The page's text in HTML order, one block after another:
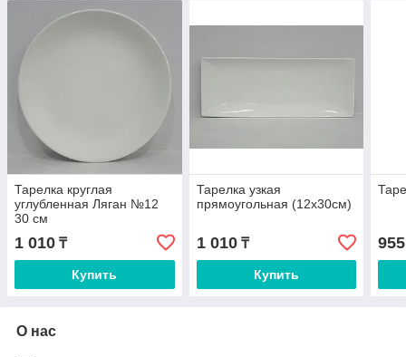
Тарелка круглая
углубленная Ляган №12
30 см
1 010 ₸
Купить
Тарелка узкая
прямоугольная (12х30см)
1 010₸
Купить
955
О нас